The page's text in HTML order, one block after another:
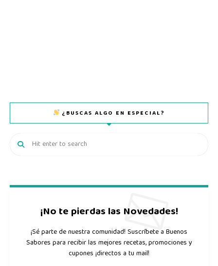
¿BUSCAS ALGO EN ESPECIAL?
¡No te pierdas las Novedades!
¡Sé parte de nuestra comunidad! Suscríbete a Buenos
Sabores para recibir las mejores recetas, promociones y
cupones ¡directos a tu mail!